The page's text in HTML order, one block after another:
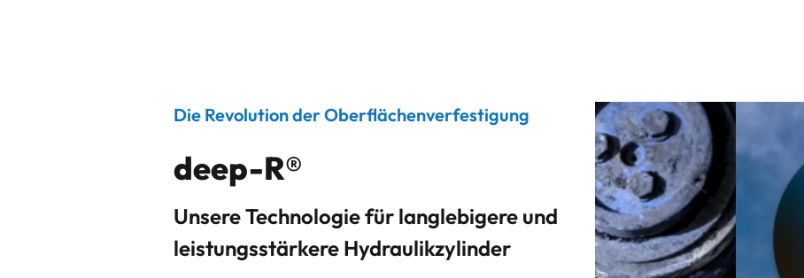
Die Revolution der Oberflächenverfestigung
deep-R®
Unsere Technologie für langlebigere und
leistungsstärkere Hydraulikzylinder